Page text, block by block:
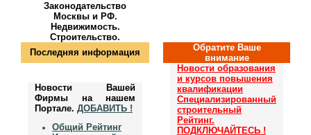
Законодательство
Москвы и РФ.
Недвижимость.
Строительство.
Последняя информация
Обратите Ваше
внимание
Новости Вашей
Фирмы на нашем
Портале. ДОБАВИТЬ !
Общий Рейтинг
Новости образования
и курсов повышения
квалификации
Специализированный
строительный
Рейтинг.
ПОДКЛЮЧАЙТЕСЬ !